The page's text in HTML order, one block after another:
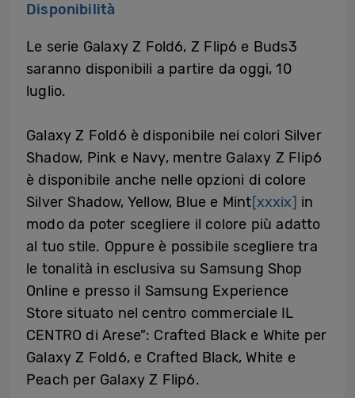
​Disponibilità
Le serie Galaxy Z Fold6, Z Flip6 e Buds3
saranno disponibili a partire da oggi, 10
luglio.
Galaxy Z Fold6 è disponibile nei colori Silver
Shadow, Pink e Navy, mentre Galaxy Z Flip6
è disponibile anche nelle opzioni di colore
Silver Shadow, Yellow, Blue e Mint[xxxix] in
modo da poter scegliere il colore più adatto
al tuo stile. Oppure è possibile scegliere tra
le tonalità in esclusiva su Samsung Shop
Online e presso il Samsung Experience
Store situato nel centro commerciale IL
CENTRO di Arese”: Crafted Black e White per
Galaxy Z Fold6, e Crafted Black, White e
Peach per Galaxy Z Flip6.